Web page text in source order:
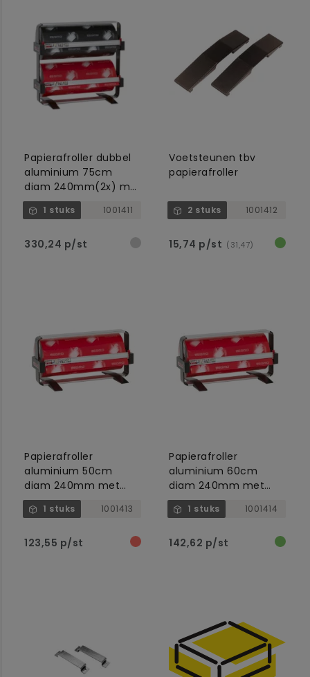
Papierafroller dubbel
aluminium 75cm
diam 240mm(2x) met
mes, zonder
voetsteun
1 stuks 1001411
330,24 p/st
Voetsteunen tbv
papierafroller
2 stuks 1001412
15,74 p/st (31,47)
Papierafroller
aluminium 50cm
diam 240mm met
papierscheurmes,
zonder voetsteunen
1 stuks 1001413
123,55 p/st
Papierafroller
aluminium 60cm
diam 240mm met
papierscheurmes,
zonder voetsteunen
1 stuks 1001414
142,62 p/st